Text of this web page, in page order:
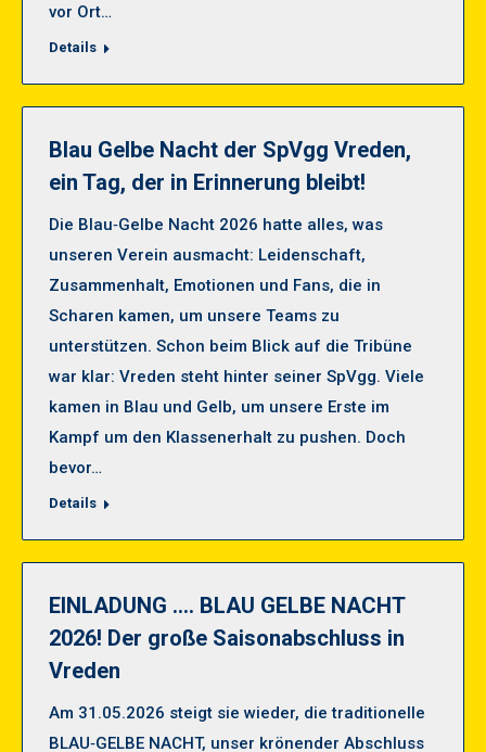
vor Ort…
Details
Blau Gelbe Nacht der SpVgg Vreden,
ein Tag, der in Erinnerung bleibt!
Die Blau‑Gelbe Nacht 2026 hatte alles, was
unseren Verein ausmacht: Leidenschaft,
Zusammenhalt, Emotionen und Fans, die in
Scharen kamen, um unsere Teams zu
unterstützen. Schon beim Blick auf die Tribüne
war klar: Vreden steht hinter seiner SpVgg. Viele
kamen in Blau und Gelb, um unsere Erste im
Kampf um den Klassenerhalt zu pushen. Doch
bevor…
Details
EINLADUNG …. BLAU GELBE NACHT
2026! Der große Saisonabschluss in
Vreden
Am 31.05.2026 steigt sie wieder, die traditionelle
BLAU‑GELBE NACHT, unser krönender Abschluss